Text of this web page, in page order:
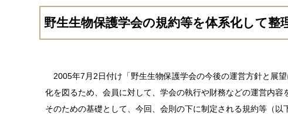
野生生物保護学会の規約等を体系化して整
2005年7月2日付け「野生生物保護学会の今後の運営方針と展
化を図るため、会員に対して、学会の執行や財務などの運営内容
そのための基礎として、今回、会則の下に制定される規約等（